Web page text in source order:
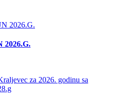
2026.G.